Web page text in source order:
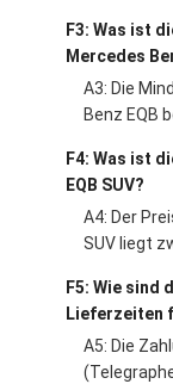
F3: Was ist
Mercedes
A3: Die
Benz EQB
F4: Was ist
EQB SUV?
A4: Der
SUV liegt
F5: Wie sind
Lieferzeiten
A5: Die